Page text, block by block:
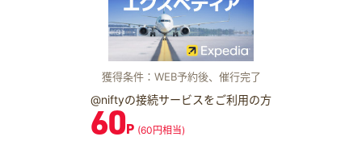
獲得条件：WEB予約後、催行完了
@niftyの接続サービスをご利用の方
60P (60円相当)